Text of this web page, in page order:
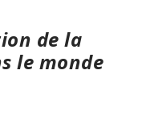
de la
le monde